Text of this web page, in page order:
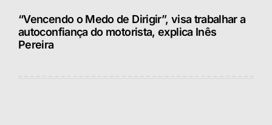
“Vencendo o Medo de Dirigir”, visa trabalhar a
autoconfiança do motorista, explica Inês
Pereira